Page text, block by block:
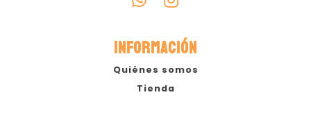
INFORMACIÓN
Quiénes somos
Tienda